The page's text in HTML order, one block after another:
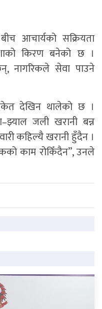
आचार्यको सक्रियता
किरण बनेको छ ।
नागरिकले सेवा पाउने
देखिन थालेको छ ।
जली खरानी बन्न
कहिल्यै खरानी हुँदैन ।
काम रोकिँदैन”, उनले